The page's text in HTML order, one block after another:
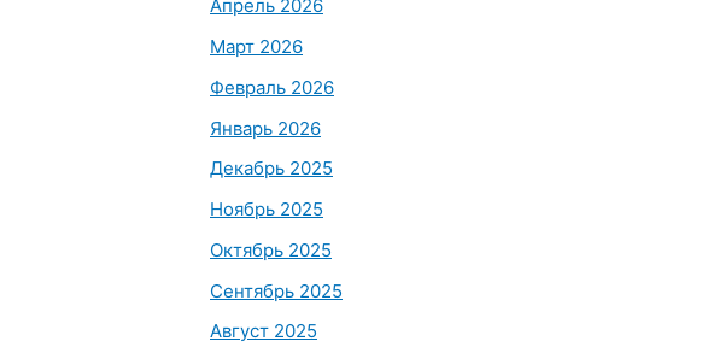
Апрель 2026
Март 2026
Февраль 2026
Январь 2026
Декабрь 2025
Ноябрь 2025
Октябрь 2025
Сентябрь 2025
Август 2025